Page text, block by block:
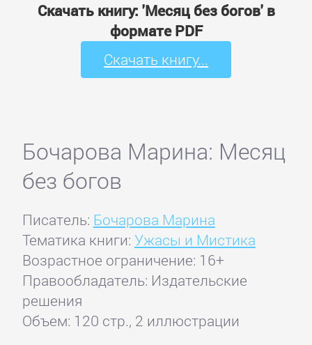
Скачать книгу: 'Месяц без богов' в
формате PDF
Скачать книгу...
Бочарова Марина: Месяц
без богов
Писатель: Бочарова Марина
Тематика книги: Ужасы и Мистика
Возрастное ограничение: 16+
Правообладатель: Издательские
решения
Объем: 120 стр., 2 иллюстрации